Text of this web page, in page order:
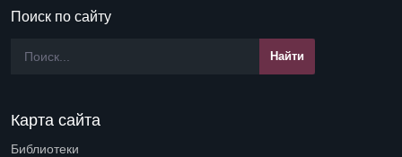
Поиск по сайту
Карта сайта
Библиотеки